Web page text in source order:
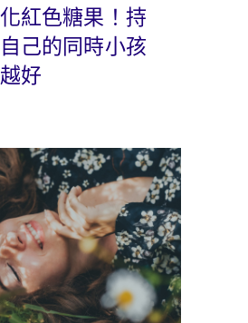
紅色糖果！持
己的同時小孩
好